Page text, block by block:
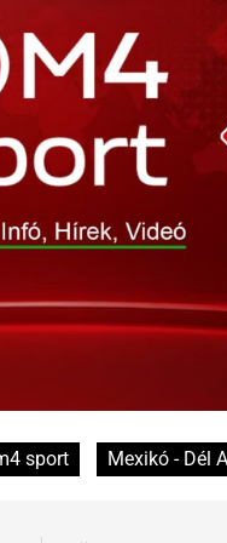
sport Mexikó - Dél